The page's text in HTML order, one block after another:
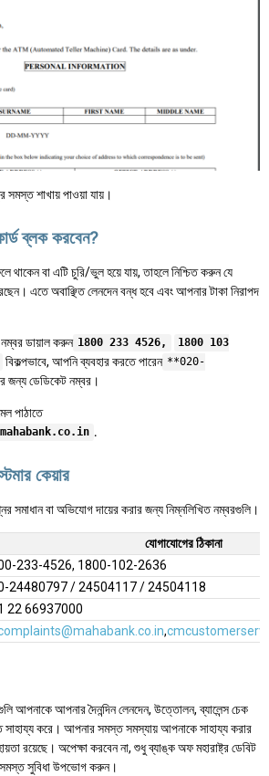
সমস্ত শাখায় পাওয়া যায়।
ব্লক করবেন?
থাকেন বা এটি চুরি/ভুল হয়ে যায়, তাহলে নিশ্চিত করুন যে
এতে অবাঞ্ছিত লেনদেন বন্ধ হবে এবং আপনার টাকা নিরাপদ
নম্বর ডায়াল করুন 1800 233 4526,
1800 103
বিকল্পভাবে, আপনি ব্যবহার করতে পারেন **020-
জন্য ডেডিকেট নম্বর।
পাঠাতে
.
কেয়ার
সমাধান বা অভিযোগ দায়ের করার জন্য নিম্নলিখিত নম্বরগুলি।
যোগাযোগের ঠিকানা
233-4526, 1800-102-2636
24480797 / 24504117 / 24504118
22 66937000
,
আপনাকে আপনার দৈনন্দিন লেনদেন, উত্তোলন, ব্যালেন্স চেক
সাহায্য করে। আপনার সমস্ত সমস্যায় আপনাকে সাহায্য করার
রয়েছে। অপেক্ষা করবেন না, শুধু ব্যাঙ্ক অফ মহারাষ্ট্র ডেবিট
সমস্ত সুবিধা উপভোগ করুন।